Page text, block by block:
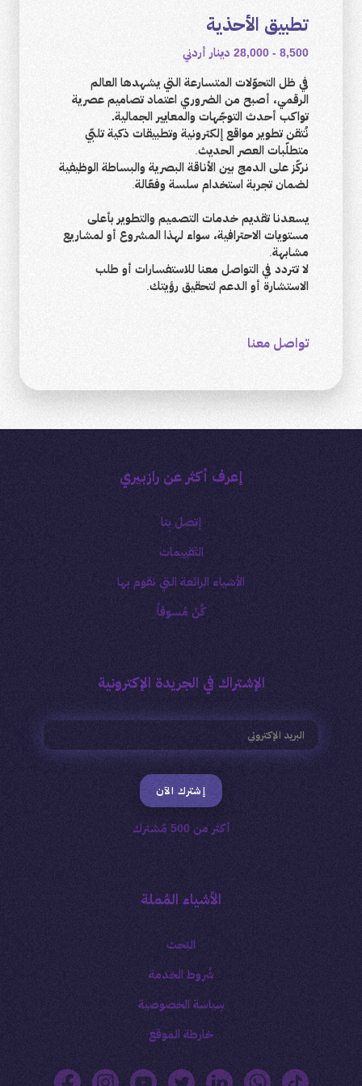
تطبيق الأحذية
8,500 - 28,000 دينار أردني
في ظل التحوّلات المتسارعة التي يشهدها العالم
الرقمي، أصبح من الضروري اعتماد تصاميم عصرية
تواكب أحدث التوجّهات والمعايير الجمالية.
نُتقن تطوير مواقع إلكترونية وتطبيقات ذكية تلبّي
متطلّبات العصر الحديث.
نركّز على الدمج بين الأناقة البصرية والبساطة الوظيفية
لضمان تجربة استخدام سلسة وفعّالة.
يسعدنا تقديم خدمات التصميم والتطوير بأعلى
مستويات الاحترافية، سواء لهذا المشروع أو لمشاريع
مشابهة.
لا تتردد في التواصل معنا للاستفسارات أو طلب
الاستشارة أو الدعم لتحقيق رؤيتك.
تواصل معنا
إعرف أكثر عن رازبيري
إتصل بِنا
التَقييمات
الأشياء الرائعة التي نقوم بها
كُنْ مُسوقاً
الإشتراك في الجريدة الإكترونية
إشترك الآن
أكثر من 500 مُشترك
الأشياء المُملة
البَحث
شُروط الخدمة
سِياسة الخصوصية
خارطة الموقع